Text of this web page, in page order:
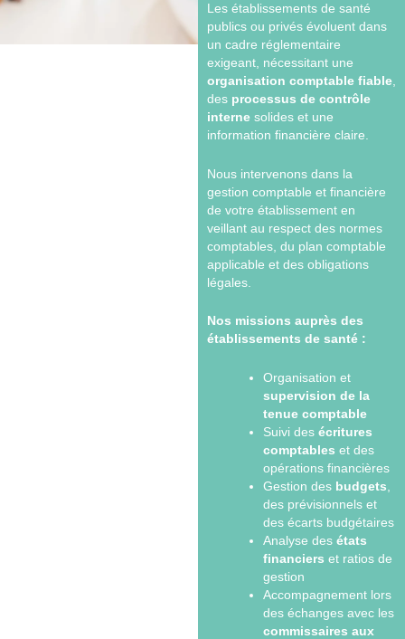
Les établissements de santé
publics ou privés évoluent dans
un cadre réglementaire
exigeant, nécessitant une
organisation comptable fiable,
des processus de contrôle
internesolides et une
information financière claire.
Nous intervenons dans la
gestion comptable et financière
de votre établissement en
veillant au respect des normes
comptables, du plan comptable
applicable et des obligations
légales.
Nos missions auprès des
établissements de santé :
Organisation et
supervision de la
tenue comptable
Suivi des écritures
comptables et des
opérations financières
Gestion des budgets
des prévisionnels et
des écarts budgétaires
Analyse des états
financiers et ratios de
gestion
Accompagnement lors
des échanges avec les
commissaires aux